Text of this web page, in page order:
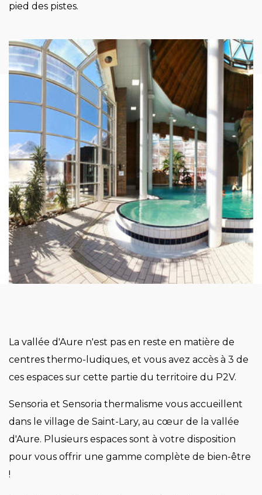
pied des pistes.
Image
La vallée d'Aure n'est pas en reste en matière de
centres thermo-ludiques, et vous avez accès à 3 de
ces espaces sur cette partie du territoire du P2V.
Sensoria et Sensoria thermalisme vous accueillent
dans le village de Saint-Lary, au cœur de la vallée
d'Aure. Plusieurs espaces sont à votre disposition
pour vous offrir une gamme complète de bien-être
!